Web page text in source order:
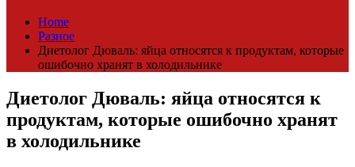
Home
Разное
Диетолог Дюваль: яйца относятся к продуктам, которые
ошибочно хранят в холодильнике
Диетолог Дюваль: яйца относятся к
продуктам, которые ошибочно хранят
в холодильнике